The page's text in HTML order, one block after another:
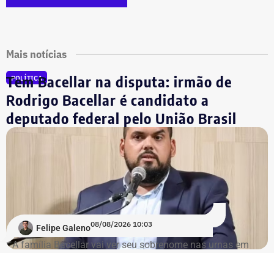
Mais notícias
POLÍTICA
Tem Bacellar na disputa: irmão de
Rodrigo Bacellar é candidato a
deputado federal pelo União Brasil
Felipe Galeno08/08/2026 10:03
A família Bacellar vai ver seu sobrenome nas urnas em